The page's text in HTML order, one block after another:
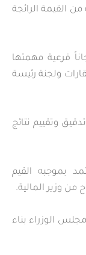
القيمة الرائجة
فرعية مهمتها
ولجنة رئيسة
وتقييم نتائج
بموجبه القيم
من وزير المالية.
الوزراء بناء